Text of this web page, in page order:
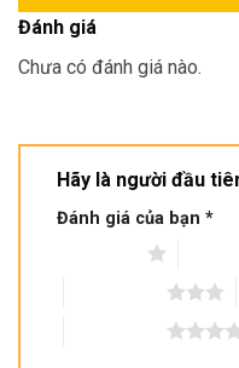
Đánh giá
Chưa có đánh giá nào.
Hãy là người đầu
Đánh giá của bạn *